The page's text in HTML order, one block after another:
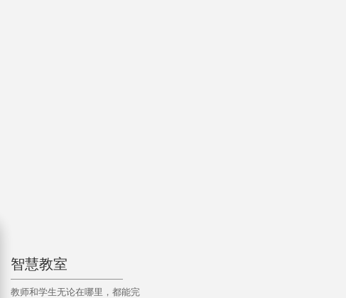
智慧教室
教师和学生无论在哪里，都能完